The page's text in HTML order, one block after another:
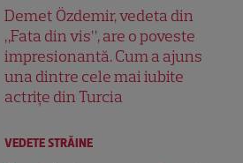
Demet Özdemir, vedeta din
„Fata din vis”, are o poveste
impresionantă. Cum a ajuns
una dintre cele mai iubite
actrițe din Turcia
VEDETE STRĂINE